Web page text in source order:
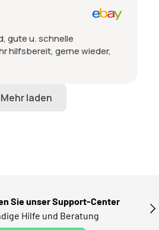
gute u. schnelle
hilfsbereit, gerne wieder,
Sie unser Support-Center
Hilfe und Beratung